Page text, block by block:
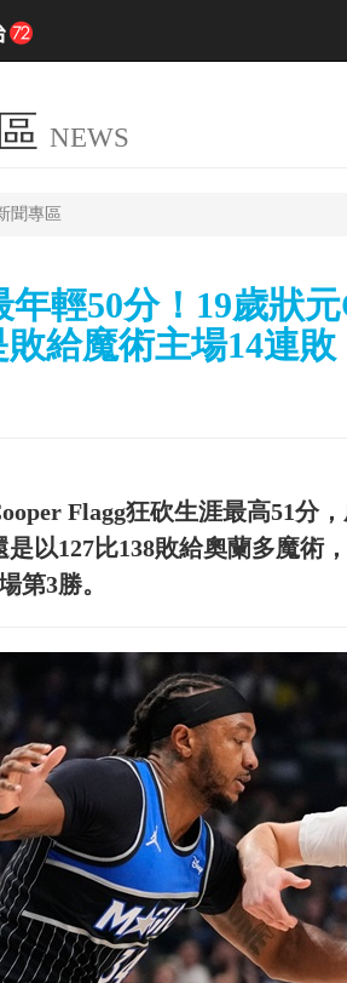
NEWS
聞專區
年輕50分！19歲狀
給魔術主場14連敗
Flagg狂砍生涯最高51分
以127比138敗給奧蘭多魔術
第3勝。